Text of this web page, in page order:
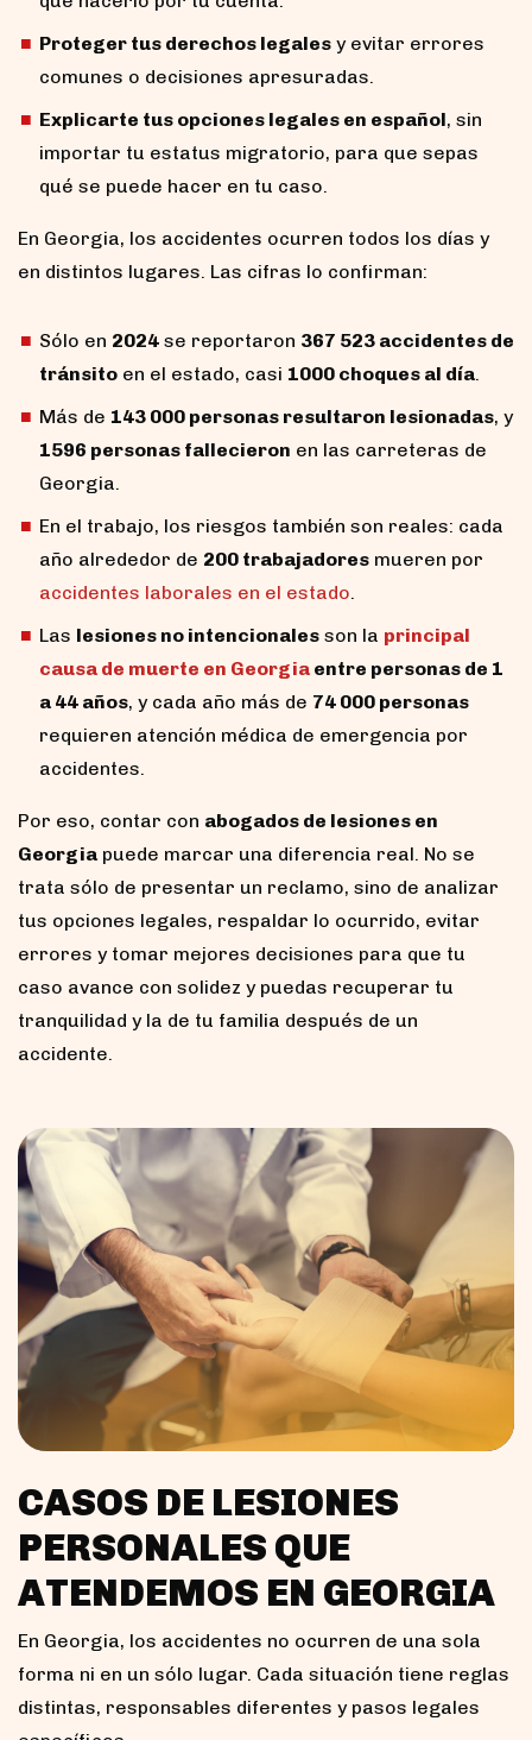
Proteger tus derechos legales y evitar errores
comunes o decisiones apresuradas.
Explicarte tus opciones legales en español, sin
importar tu estatus migratorio, para que sepas
qué se puede hacer en tu caso.
En Georgia, los accidentes ocurren todos los días y
en distintos lugares. Las cifras lo confirman:
Sólo en 2024 se reportaron 367 523 accidentes de
tránsito en el estado, casi 1000 choques al día.
Más de 143 000 personas resultaron lesionadas, y
1596 personas fallecieron en las carreteras de
Georgia.
En el trabajo, los riesgos también son reales: cada
año alrededor de 200 trabajadores mueren por
accidentes laborales en el estado.
Las lesiones no intencionales son la principal
causa de muerte en Georgia entre personas de 1
a 44 años, y cada año más de 74 000 personas
requieren atención médica de emergencia por
accidentes.
Por eso, contar con abogados de lesiones en
Georgia puede marcar una diferencia real. No se
trata sólo de presentar un reclamo, sino de analizar
tus opciones legales, respaldar lo ocurrido, evitar
errores y tomar mejores decisiones para que tu
caso avance con solidez y puedas recuperar tu
tranquilidad y la de tu familia después de un
accidente.
CASOS DE LESIONES
PERSONALES QUE
ATENDEMOS EN GEORGIA
En Georgia, los accidentes no ocurren de una sola
forma ni en un sólo lugar. Cada situación tiene reglas
distintas, responsables diferentes y pasos legales